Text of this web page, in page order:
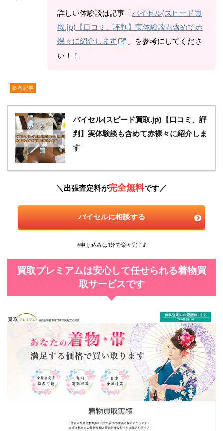
詳しい体験談は記事「バイセル(スピード買
取.jp)【口コミ、評判】実体験談も含めて赤
裸々に紹介します
」を参考にしてくださ
い！！
参考記事
バイセル(スピード買取.jp)【口コミ、評
判】実体験談も含めて赤裸々に紹介しま
す
＼出張査定料が完全無料です／
バイセルに相談する
※申し込みは1分で楽々完了♪
買取プレミアムは安心して任せられる着物買
取サービスです